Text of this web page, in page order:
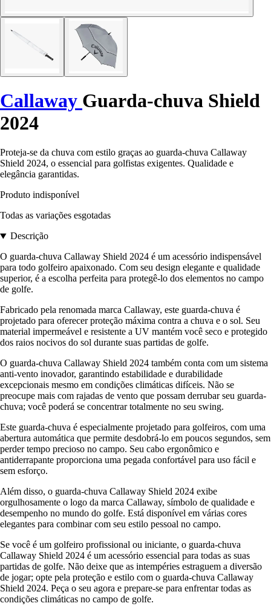
Callaway Guarda-chuva Shield
2024
Proteja-se da chuva com estilo graças ao guarda-chuva Callaway
Shield 2024, o essencial para golfistas exigentes. Qualidade e
elegância garantidas.
Produto indisponível
Todas as variações esgotadas
Descrição
O guarda-chuva Callaway Shield 2024 é um acessório indispensável
para todo golfeiro apaixonado. Com seu design elegante e qualidade
superior, é a escolha perfeita para protegê-lo dos elementos no campo
de golfe.
Fabricado pela renomada marca Callaway, este guarda-chuva é
projetado para oferecer proteção máxima contra a chuva e o sol. Seu
material impermeável e resistente a UV mantém você seco e protegido
dos raios nocivos do sol durante suas partidas de golfe.
O guarda-chuva Callaway Shield 2024 também conta com um sistema
anti-vento inovador, garantindo estabilidade e durabilidade
excepcionais mesmo em condições climáticas difíceis. Não se
preocupe mais com rajadas de vento que possam derrubar seu guarda-
chuva; você poderá se concentrar totalmente no seu swing.
Este guarda-chuva é especialmente projetado para golfeiros, com uma
abertura automática que permite desdobrá-lo em poucos segundos, sem
perder tempo precioso no campo. Seu cabo ergonômico e
antiderrapante proporciona uma pegada confortável para uso fácil e
sem esforço.
Além disso, o guarda-chuva Callaway Shield 2024 exibe
orgulhosamente o logo da marca Callaway, símbolo de qualidade e
desempenho no mundo do golfe. Está disponível em várias cores
elegantes para combinar com seu estilo pessoal no campo.
Se você é um golfeiro profissional ou iniciante, o guarda-chuva
Callaway Shield 2024 é um acessório essencial para todas as suas
partidas de golfe. Não deixe que as intempéries estraguem a diversão
de jogar; opte pela proteção e estilo com o guarda-chuva Callaway
Shield 2024. Peça o seu agora e prepare-se para enfrentar todas as
condições climáticas no campo de golfe.